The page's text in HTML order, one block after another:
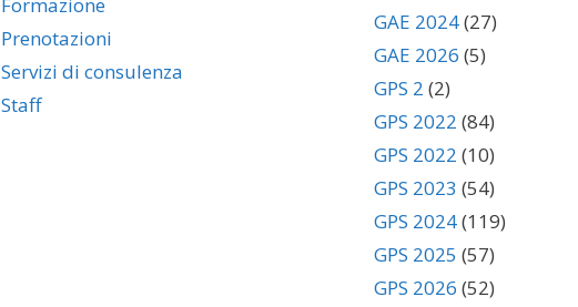
Prenotazioni
Servizi di consulenza
Staff
GAE 2024(27)
GAE 2026 (5)
GPS 2 (2)
GPS 2022 (84)
GPS 2022 (10)
GPS 2023 (54)
GPS 2024(119)
GPS 2025 (57)
GPS 2026 (52)